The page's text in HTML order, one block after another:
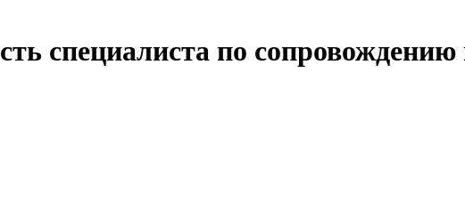
специалиста по